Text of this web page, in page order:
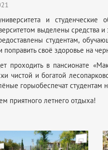
и
выделены
студентам,
поправить своё здоровье на
проходить в пансионате
чистой и богатой
горыобеспечат студентам
приятного летнего отдыха!